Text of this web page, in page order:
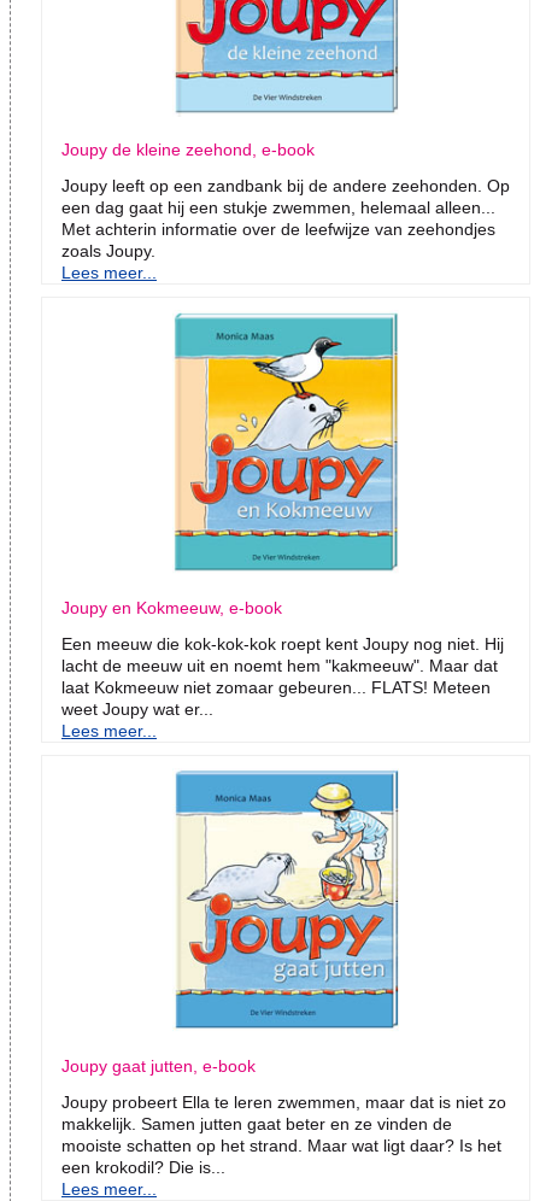
Joupy de kleine zeehond, e-book
Joupy leeft op een zandbank bij de andere zeehonden. Op
een dag gaat hij een stukje zwemmen, helemaal alleen...
Met achterin informatie over de leefwijze van zeehondjes
zoals Joupy.
Lees meer...
Joupy en Kokmeeuw, e-book
Een meeuw die kok-kok-kok roept kent Joupy nog niet. Hij
lacht de meeuw uit en noemt hem "kakmeeuw". Maar dat
laat Kokmeeuw niet zomaar gebeuren... FLATS! Meteen
weet Joupy wat er...
Lees meer...
Joupy gaat jutten, e-book
Joupy probeert Ella te leren zwemmen, maar dat is niet zo
makkelijk. Samen jutten gaat beter en ze vinden de
mooiste schatten op het strand. Maar wat ligt daar? Is het
een krokodil? Die is...
Lees meer...